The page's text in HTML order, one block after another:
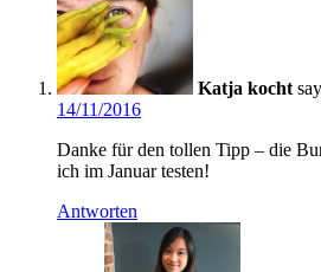
Katja kocht
14/11/2016
Danke für den tollen Tipp – die
ich im Januar testen!
Antworten